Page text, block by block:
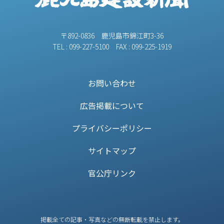
〒892-0836 鹿児島市錦江町3-36
TEL : 099-227-5100 FAX : 099-225-1919
お問い合わせ
広告掲載について
プライバシーポリシー
サイトマップ
官公庁リンク
掲載全ての記事・写真などの無断転載を禁止します。